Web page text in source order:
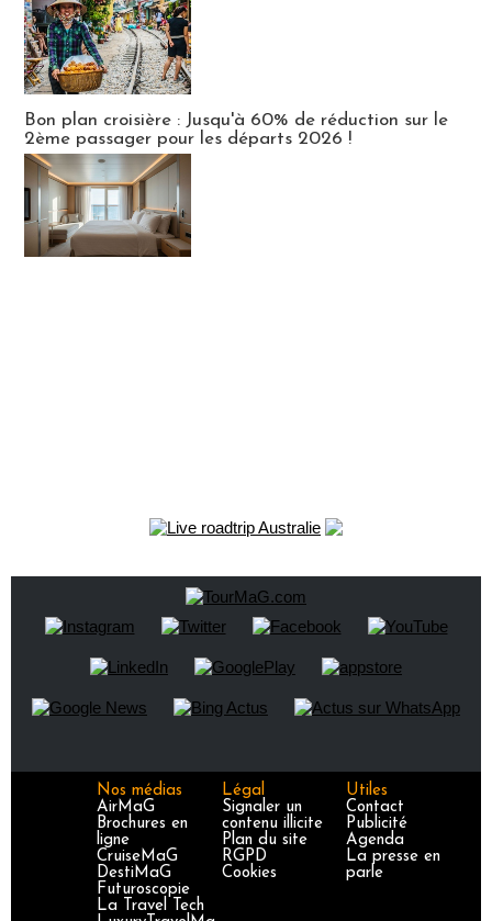
Bon plan croisière : Jusqu'à 60% de réduction sur le
2ème passager pour les départs 2026 !
Nos médias
AirMaG
Brochures en
ligne
CruiseMaG
DestiMaG
Futuroscopie
La Travel Tech
Légal
Signaler un
contenu illicite
Plan du site
RGPD
Cookies
Utiles
Contact
Publicité
Agenda
La presse en
parle